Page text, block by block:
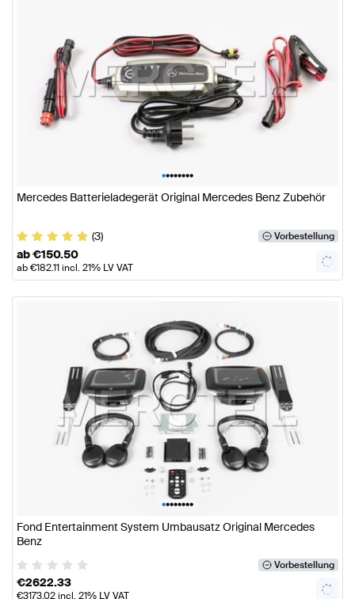
••••••••
Mercedes Batterieladegerät Original Mercedes Benz Zubehör
(3) Vorbestellung
ab€150.50
ab€182.11incl. 21% LV VAT
••••••••
Fond Entertainment System Umbausatz Original Mercedes
Benz
Vorbestellung
€2622.33
€3173.02incl. 21% LV VAT